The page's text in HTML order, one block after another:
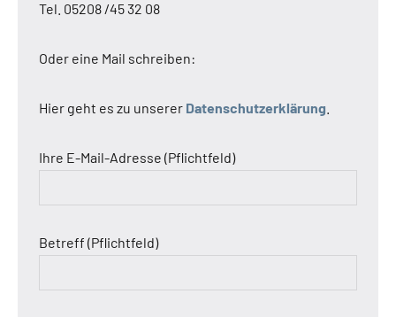
Tel. 05208 /45 32 08
Oder eine Mail schreiben:
Hier geht es zu unserer Datenschutzerklärung
Ihre E-Mail-Adresse (Pflichtfeld)
Betreff (Pflichtfeld)